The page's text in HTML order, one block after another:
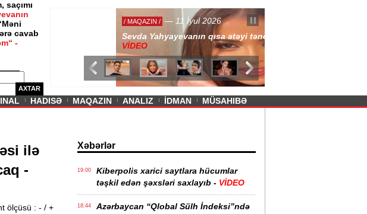
saçımı
cavab
-
AXTAR
— 11 İyul 2026
Sevda Yahyayevanın qısa ətəyi tənqid olundu -
HADISƏ MAQAZIN ANALIZ İDMAN MÜSAHIBƏ
ilə
-
ölçüsü : - / +
Xəbərlər
19:00
Kiberpolis xarici saytlara hücumlar
təşkil edən şəxsləri saxlayıb - VİDEO
18:44
Azərbaycan “Qlobal Sülh İndeksi”ndə